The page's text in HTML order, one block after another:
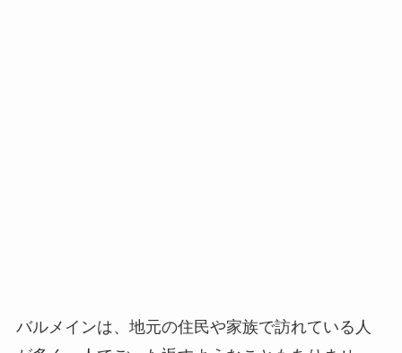
バルメインは、地元の住民や家族で訪れている人